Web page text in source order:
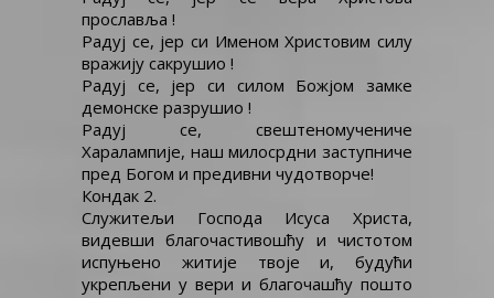
прославља !
Радуј се, јер си Именом Христовим силу
вражију сакрушио !
Радуј се, јер си силом Божјом замке
демонске разрушио !
Радуј се, свештеномучениче
Харалампије, наш милосрдни заступниче
пред Богом и предивни чудотворче!
Кондак 2.
Служитељи Господа Исуса Христа,
видевши благочастивошћу и чистотом
испуњено житије твоје и, будући
укрепљени у вери и благочашћу пошто